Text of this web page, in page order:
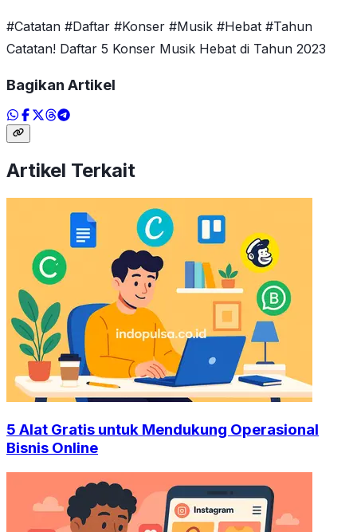
#Catatan #Daftar #Konser #Musik #Hebat #Tahun
Catatan! Daftar 5 Konser Musik Hebat di Tahun 2023
Bagikan Artikel
Artikel Terkait
5 Alat Gratis untuk Mendukung Operasional
Bisnis Online